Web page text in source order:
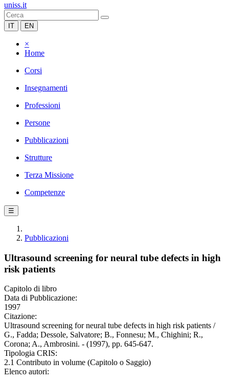
uniss.it
IT EN
×
Home
Corsi
Insegnamenti
Professioni
Persone
Pubblicazioni
Strutture
Terza Missione
Competenze
☰
Pubblicazioni
Ultrasound screening for neural tube defects in high
risk patients
Capitolo di libro
Data di Pubblicazione:
1997
Citazione:
Ultrasound screening for neural tube defects in high risk patients /
G., Fadda; Dessole, Salvatore; B., Fonnesu; M., Chighini; R.,
Corona; A., Ambrosini. - (1997), pp. 645-647.
Tipologia CRIS:
2.1 Contributo in volume (Capitolo o Saggio)
Elenco autori: